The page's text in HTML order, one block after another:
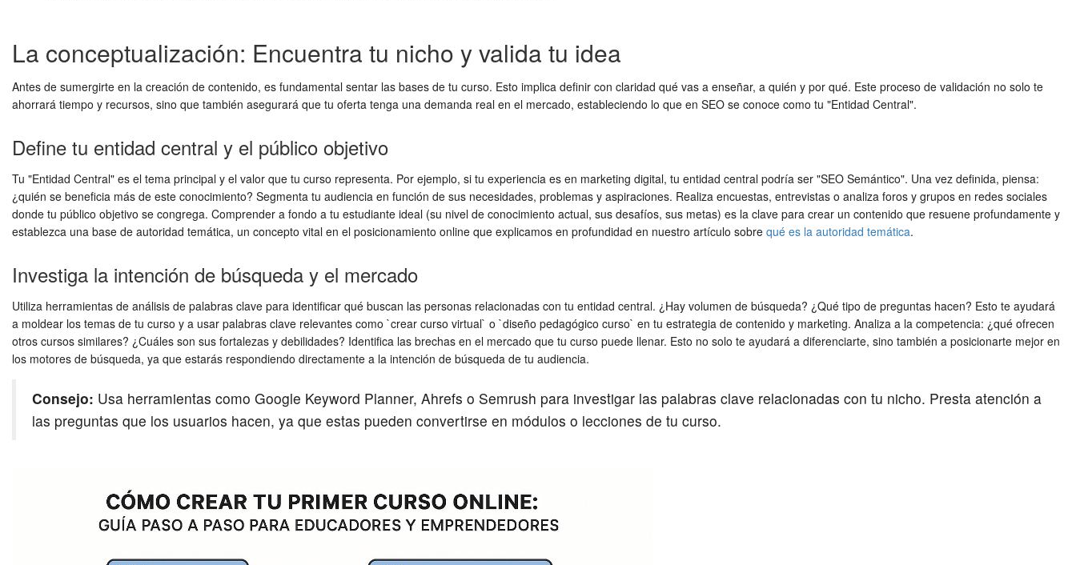
La conceptualización: Encuentra tu nicho y valida tu idea
Antes de sumergirte en la creación de contenido, es fundamental sentar las bases de tu curso. Esto implica definir con claridad qué vas a enseñar, a quién y por qué. Este proceso de validación no solo te
ahorrará tiempo y recursos, sino que también asegurará que tu oferta tenga una demanda real en el mercado, estableciendo lo que en SEO se conoce como tu "Entidad Central".
Define tu entidad central y el público objetivo
Tu "Entidad Central" es el tema principal y el valor que tu curso representa. Por ejemplo, si tu experiencia es en marketing digital, tu entidad central podría ser "SEO Semántico". Una vez definida, piensa:
¿quién se beneficia más de este conocimiento? Segmenta tu audiencia en función de sus necesidades, problemas y aspiraciones. Realiza encuestas, entrevistas o analiza foros y grupos en redes sociales
donde tu público objetivo se congrega. Comprender a fondo a tu estudiante ideal (su nivel de conocimiento actual, sus desafíos, sus metas) es la clave para crear un contenido que resuene profundamente y
establezca una base de autoridad temática, un concepto vital en el posicionamiento online que explicamos en profundidad en nuestro artículo sobre qué es la autoridad temática.
Investiga la intención de búsqueda y el mercado
Utiliza herramientas de análisis de palabras clave para identificar qué buscan las personas relacionadas con tu entidad central. ¿Hay volumen de búsqueda? ¿Qué tipo de preguntas hacen? Esto te ayudará
a moldear los temas de tu curso y a usar palabras clave relevantes como `crear curso virtual` o `diseño pedagógico curso` en tu estrategia de contenido y marketing. Analiza a la competencia: ¿qué ofrecen
otros cursos similares? ¿Cuáles son sus fortalezas y debilidades? Identifica las brechas en el mercado que tu curso puede llenar. Esto no solo te ayudará a diferenciarte, sino también a posicionarte mejor en
los motores de búsqueda, ya que estarás respondiendo directamente a la intención de búsqueda de tu audiencia.
Consejo: Usa herramientas como Google Keyword Planner, Ahrefs o Semrush para investigar las palabras clave relacionadas con tu nicho. Presta atención a
las preguntas que los usuarios hacen, ya que estas pueden convertirse en módulos o lecciones de tu curso.